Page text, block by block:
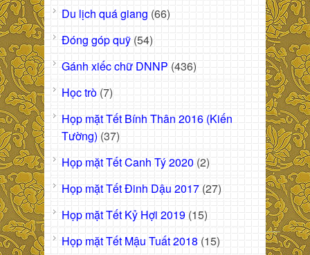
Du lịch quá giang (66)
Đóng góp quỹ (54)
Gánh xiếc chữ DNNP (436)
Học trò (7)
Họp mặt Tết Bính Thân 2016 (Kiến
Tường) (37)
Họp mặt Tết Canh Tý 2020 (2)
Họp mặt Tết Đinh Dậu 2017 (27)
Họp mặt Tết Kỷ Hợi 2019 (15)
Họp mặt Tết Mậu Tuất 2018 (15)